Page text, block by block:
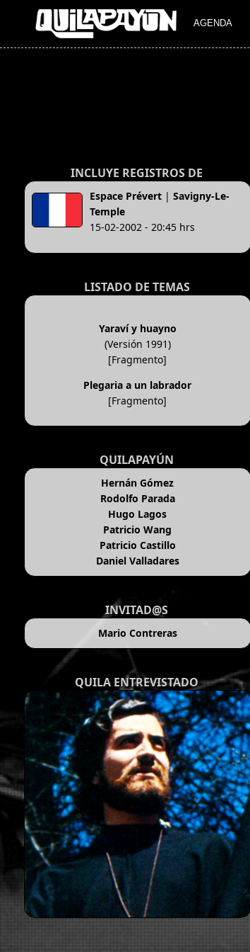
AGENDA
INCLUYE REGISTROS DE
Espace Prévert| Savigny-Le-
Temple
15-02-2002 - 20:45 hrs
LISTADO DE TEMAS
Yaraví y huayno
(Versión 1991)
[Fragmento]
Plegaria a un labrador
[Fragmento]
QUILAPAYÚN
Hernán Gómez
Rodolfo Parada
Hugo Lagos
Patricio Wang
Patricio Castillo
Daniel Valladares
INVITAD@S
Mario Contreras
QUILA ENTREVISTADO